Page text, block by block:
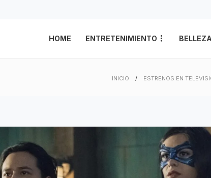
HOME ENTRETENIMIENTO BELLEZA
INICIO ESTRENOS EN